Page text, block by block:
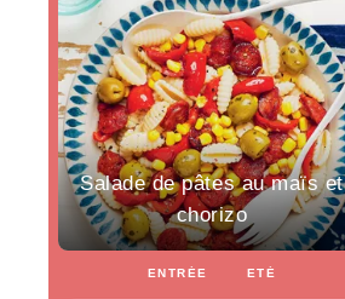
Salade de pâtes au maïs et
chorizo
ENTRÉE ETÉ